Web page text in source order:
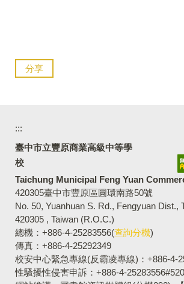
分享
:::
臺中市立豐原商業高級中等學
校
Taichung Municipal Feng Yuan
420305臺中市豐原區圓環南路50號
No. 50, Yuanhuan S. Rd., Fengyuan Dist.,
420305 , Taiwan (R.O.C.)
總機：+886-4-25283556(查詢分機)
傳真：+886-4-25292349
校安中心緊急專線(反霸凌專線)：+886-4-
性騷擾性侵害申訴：+886-4-25283556#520